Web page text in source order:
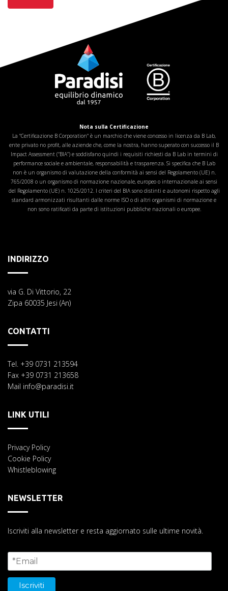
Nota sulla Certificazione
La "Certificazione B Corporation" è un marchio che viene concesso in licenza da B Lab,
ente privato no profit, alle aziende che, come la nostra, hanno superato con successo il B
Impact Assessment (“BIA”) e soddisfano quindi i requisiti richiesti da B Lab in termini di
performance sociale e ambientale, responsabilità e trasparenza. Si specifica che B Lab
non è un organismo di valutazione della conformità ai sensi del Regolamento (UE) n.
765/2008 o un organismo di normazione nazionale, europeo o internazionale ai sensi
del Regolamento (UE) n. 1025/2012. I criteri del BIA sono distinti e autonomi rispetto agli
standard armonizzati risultanti dalle norme ISO o di altri organismi di normazione e
non sono ratificati da parte di istituzioni pubbliche nazionali o europee.
INDIRIZZO
via G. Di Vittorio, 22
Zipa 60035 Jesi (An)
CONTATTI
Tel. +39 0731 213594
Fax +39 0731 213658
Mail info@paradisi.it
LINK UTILI
Privacy Policy
Cookie Policy
Whistleblowing
NEWSLETTER
Iscriviti alla newsletter e resta aggiornato sulle ultime novità.